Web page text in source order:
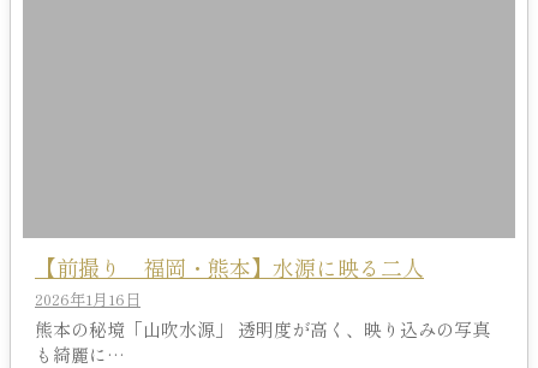
【前撮り 福岡・熊本】水源に映る二人
2026年1月16日
熊本の秘境「山吹水源」 透明度が高く、映り込みの写真
も綺麗に…